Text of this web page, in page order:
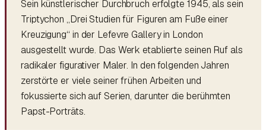
Sein künstlerischer Durchbruch erfolgte 1945, als sein
Triptychon „Drei Studien für Figuren am Fuße einer
Kreuzigung“ in der Lefevre Gallery in London
ausgestellt wurde. Das Werk etablierte seinen Ruf als
radikaler figurativer Maler. In den folgenden Jahren
zerstörte er viele seiner frühen Arbeiten und
fokussierte sich auf Serien, darunter die berühmten
Papst-Porträts.